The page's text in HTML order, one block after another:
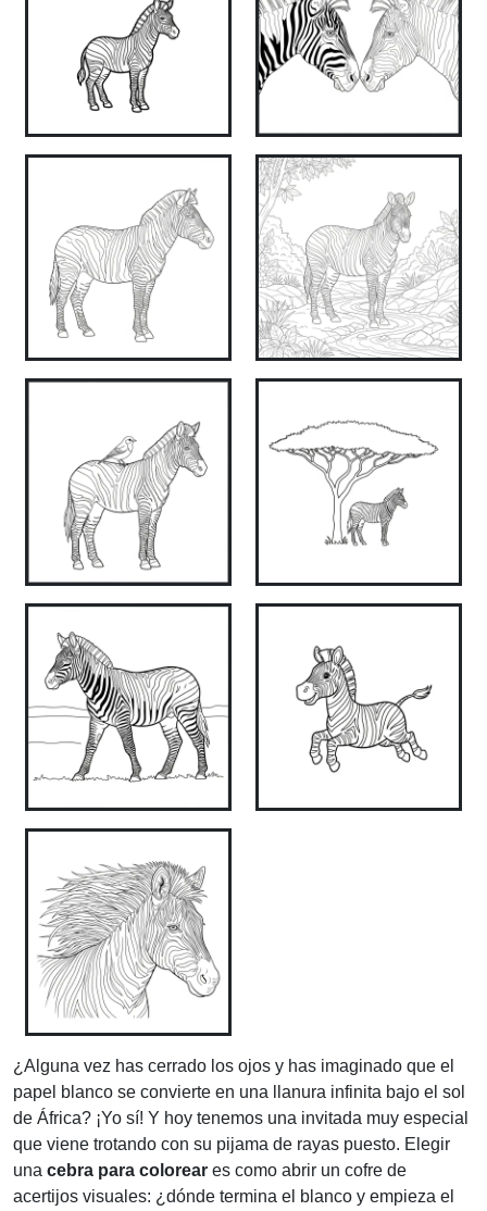
¿Alguna vez has cerrado los ojos y has imaginado que el
papel blanco se convierte en una llanura infinita bajo el sol
de África? ¡Yo sí! Y hoy tenemos una invitada muy especial
que viene trotando con su pijama de rayas puesto. Elegir
una cebra para colorear es como abrir un cofre de
acertijos visuales: ¿dónde termina el blanco y empieza el